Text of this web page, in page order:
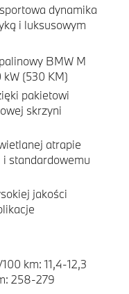
dynamika
i luksusowym
BMW M
(530 KM)
pakietowi
skrzyni
atrapie
i standardowemu
jakości
km: 11,4-12,3
258-279